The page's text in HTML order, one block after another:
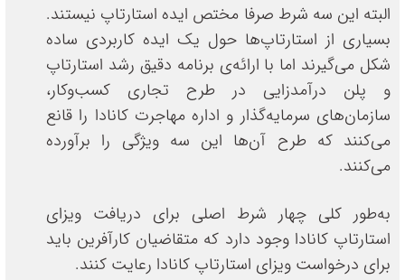
البته این سه شرط صرفا مختص ایده استارتاپ نیستند.
بسیاری از استارتاپ‌ها حول یک ایده کاربردی ساده
شکل می‌گیرند اما با ارائه‌ی برنامه دقیق رشد استارتاپ
و پلن درآمدزایی در طرح تجاری کسب‌وکار،
سازمان‌های سرمایه‌گذار و اداره مهاجرت کانادا را قانع
می‌کنند که طرح آن‌ها این سه ویژگی را برآورده
می‌کنند.
به‌طور کلی چهار شرط اصلی برای دریافت ویزای
استارتاپ کانادا وجود دارد که متقاضیان کارآفرین باید
برای درخواست ویزای استارتاپ کانادا رعایت کنند.